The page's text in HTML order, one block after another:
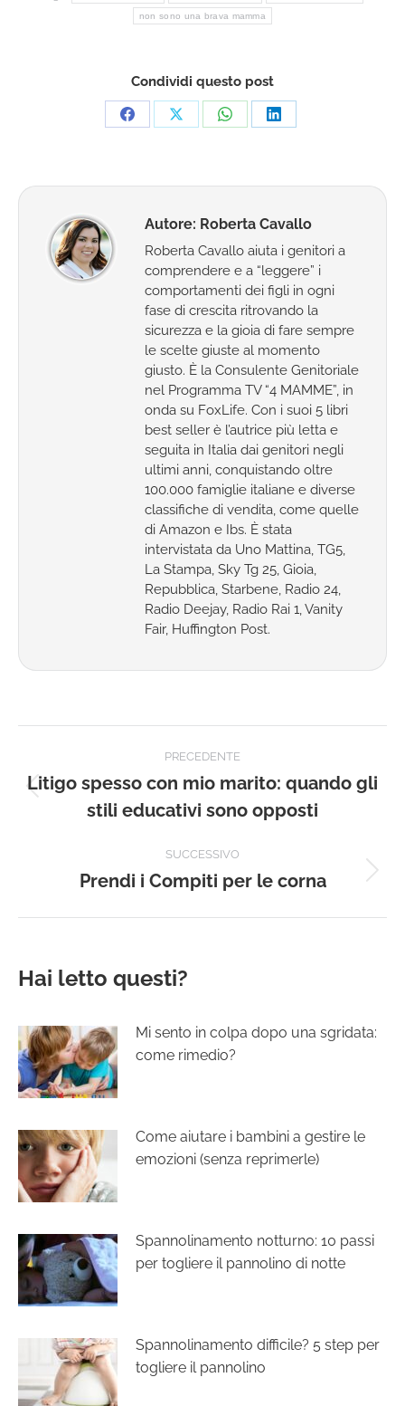
non sono una brava mamma
Condividi questo post
CondividiCondividiCondividiCondividi
Autore: Roberta Cavallo
Roberta Cavallo aiuta i genitori a
comprendere e a “leggere” i
comportamenti dei figli in ogni
fase di crescita ritrovando la
sicurezza e la gioia di fare sempre
le scelte giuste al momento
giusto. È la Consulente Genitoriale
nel Programma TV “4 MAMME”, in
onda su FoxLife. Con i suoi 5 libri
best seller è l’autrice più letta e
seguita in Italia dai genitori negli
ultimi anni, conquistando oltre
100.000 famiglie italiane e diverse
classifiche di vendita, come quelle
di Amazon e Ibs. È stata
intervistata da Uno Mattina, TG5,
La Stampa, Sky Tg 25, Gioia,
Repubblica, Starbene, Radio 24,
Radio Deejay, Radio Rai 1, Vanity
Fair, Huffington Post.
tra
PRECEDENTE
precedente:
Litigo spesso con mio marito: quando gli
stili educativi sono opposti
SUCCESSIVO
Prossimo
Prendi i Compiti per le corna
Hai letto questi?
Mi sento in colpa dopo una sgridata:
come rimedio?
Come aiutare i bambini a gestire le
emozioni (senza reprimerle)
Spannolinamento notturno: 10 passi
per togliere il pannolino di notte
Spannolinamento difficile? 5 step per
togliere il pannolino